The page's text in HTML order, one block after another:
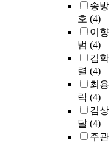
송방
호 (4)
이향
범 (4)
김학
렬 (4)
최용
락 (4)
김상
달 (4)
주관